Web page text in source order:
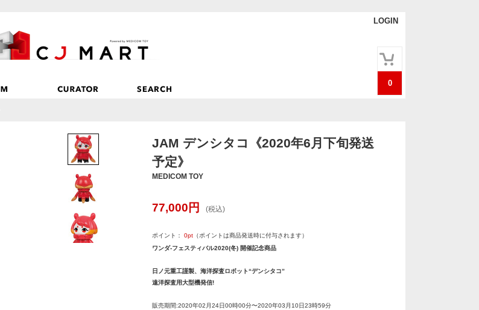
LOGIN
0
JAM デンシタコ《2020年6月下旬発送
予定》
MEDICOM TOY
77,000 円 (税込)
ポイント： 0pt （ポイントは商品発送時に付与されます）
ワンダ-フェスティバル2020(冬) 開催記念商品
日ノ元重工謹製、海洋探査ロボット“デンシタコ”
遠洋探査用大型機発信!
販売期間:2020年02月24日00時00分〜2020年03月10日23時59分